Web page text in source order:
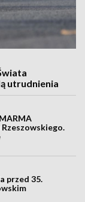
utrudnienia
przed 35.